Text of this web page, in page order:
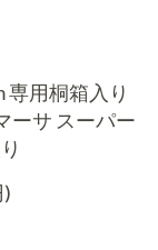
専用桐箱入り
ーサ スーパー